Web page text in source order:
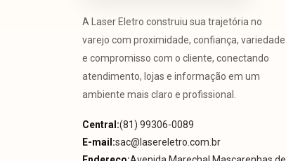
A Laser Eletro construiu sua trajetória no
varejo com proximidade, confiança, variedade
e compromisso com o cliente, conectando
atendimento, lojas e informação em um
ambiente mais claro e profissional.
Central:(81) 99306-0089
E-mail:sac@lasereletro.com.br